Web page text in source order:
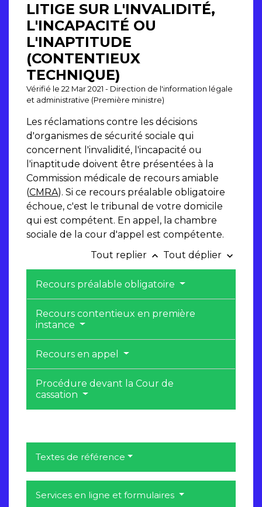
LITIGE SUR L'INVALIDITÉ,
L'INCAPACITÉ OU
L'INAPTITUDE
(CONTENTIEUX
TECHNIQUE)
Vérifié le 22 Mar 2021 - Direction de l'information légale
et administrative (Première ministre)
Les réclamations contre les décisions
d'organismes de sécurité sociale qui
concernent l'invalidité, l'incapacité ou
l'inaptitude doivent être présentées à la
Commission médicale de recours amiable
(CMRA). Si ce recours préalable obligatoire
échoue, c'est le tribunal de votre domicile
qui est compétent. En appel, la chambre
sociale de la cour d'appel est compétente.
Tout replier keyboard_arrow_up Tout déplier keyboard_arrow_down
Recours préalable obligatoire
Recours contentieux en première
instance
Recours en appel
Procédure devant la Cour de
cassation
Textes de référence
Services en ligne et formulaires